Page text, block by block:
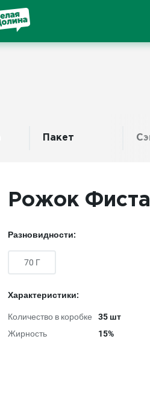
Пакет
Рожок
Разновидности:
70 Г
Характеристики:
Количество в коробке
35 шт
Жирность
15%